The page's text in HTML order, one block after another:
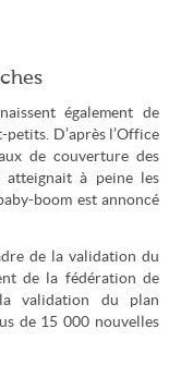
également de
D’après l’Office
de couverture des
atteignait à peine les
boom est annoncé
de la validation du
de la fédération de
validation du plan
de 15 000 nouvelles